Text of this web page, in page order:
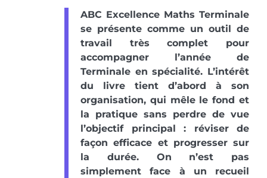
ABC Excellence Maths Terminale
se présente comme un outil de
travail très complet pour
accompagner l’année de
Terminale en spécialité. L’intérêt
du livre tient d’abord à son
organisation, qui mêle le fond et
la pratique sans perdre de vue
l’objectif principal : réviser de
façon efficace et progresser sur
la durée. On n’est pas
simplement face à un recueil